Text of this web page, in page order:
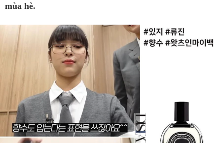
mùa hè.